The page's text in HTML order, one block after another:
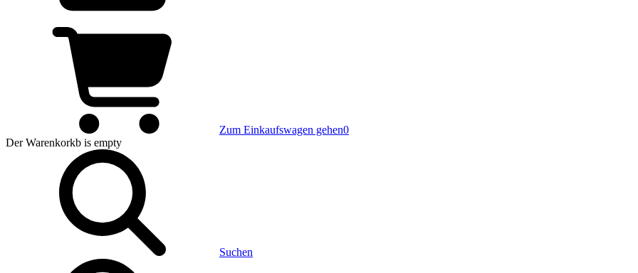
Zum Einkaufswagen gehen0
Der Warenkorkb is empty
Suchen